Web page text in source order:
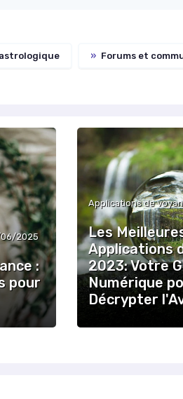
» Forums et
2025
:
pour
Applications de
Les
Applications
2023: Votre
Numérique
Décrypter